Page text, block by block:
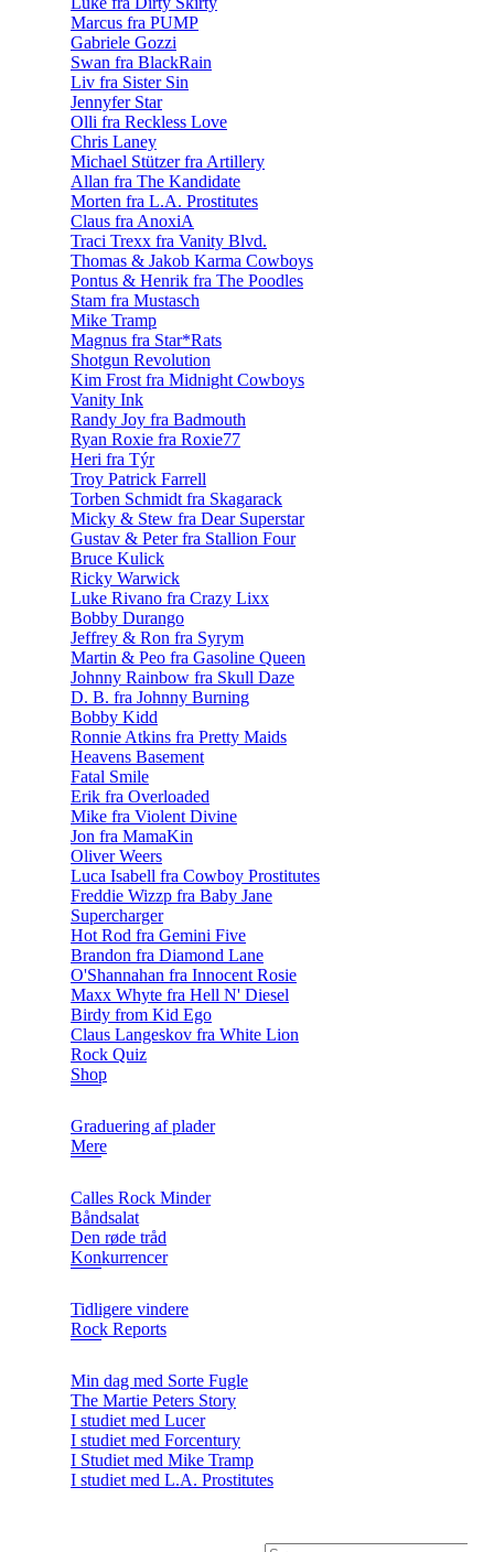
Marcus fra PUMP
Gabriele Gozzi
Swan fra BlackRain
Liv fra Sister Sin
Jennyfer Star
Olli fra Reckless Love
Chris Laney
Michael Stützer fra Artillery
Allan fra The Kandidate
Morten fra L.A. Prostitutes
Claus fra AnoxiA
Traci Trexx fra Vanity Blvd.
Thomas & Jakob Karma Cowboys
Pontus & Henrik fra The Poodles
Stam fra Mustasch
Mike Tramp
Magnus fra Star*Rats
Shotgun Revolution
Kim Frost fra Midnight Cowboys
Vanity Ink
Randy Joy fra Badmouth
Ryan Roxie fra Roxie77
Heri fra Týr
Troy Patrick Farrell
Torben Schmidt fra Skagarack
Micky & Stew fra Dear Superstar
Gustav & Peter fra Stallion Four
Bruce Kulick
Ricky Warwick
Luke Rivano fra Crazy Lixx
Bobby Durango
Jeffrey & Ron fra Syrym
Martin & Peo fra Gasoline Queen
Johnny Rainbow fra Skull Daze
D. B. fra Johnny Burning
Bobby Kidd
Ronnie Atkins fra Pretty Maids
Heavens Basement
Fatal Smile
Erik fra Overloaded
Mike fra Violent Divine
Jon fra MamaKin
Oliver Weers
Luca Isabell fra Cowboy Prostitutes
Freddie Wizzp fra Baby Jane
Supercharger
Hot Rod fra Gemini Five
Brandon fra Diamond Lane
O'Shannahan fra Innocent Rosie
Maxx Whyte fra Hell N' Diesel
Birdy from Kid Ego
Claus Langeskov fra White Lion
Rock Quiz
Shop
Graduering af plader
Mere
Calles Rock Minder
Båndsalat
Den røde tråd
Konkurrencer
Tidligere vindere
Rock Reports
Min dag med Sorte Fugle
The Martie Peters Story
I studiet med Lucer
I studiet med Forcentury
I Studiet med Mike Tramp
I studiet med L.A. Prostitutes